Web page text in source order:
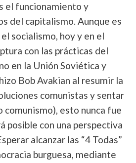
el funcionamiento y
del capitalismo. Aunque es
socialismo, hoy y en el
con las prácticas del
en la Unión Soviética y
Bob Avakian al resumir la
comunistas y sentar
comunismo), esto nunca fue
posible con una perspectiva
alcanzar las “4 Todas”
burguesa, mediante